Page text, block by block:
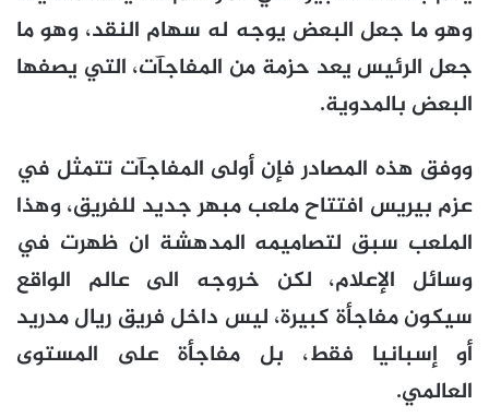
وهو ما جعل البعض يوجه له سهام النقد، وهو ما
جعل الرئيس يعد حزمة من المفاجآت، التي يصفها
البعض بالمدوية.
ووفق هذه المصادر فإن أولى المفاجآت تتمثل في
عزم بيريس افتتاح ملعب مبهر جديد للفريق، وهذا
الملعب سبق لتصاميمه المدهشة ان ظهرت في
وسائل الإعلام، لكن خروجه الى عالم الواقع
سيكون مفاجأة كبيرة، ليس داخل فريق ريال مدريد
أو إسبانيا فقط، بل مفاجأة على المستوى
العالمي.